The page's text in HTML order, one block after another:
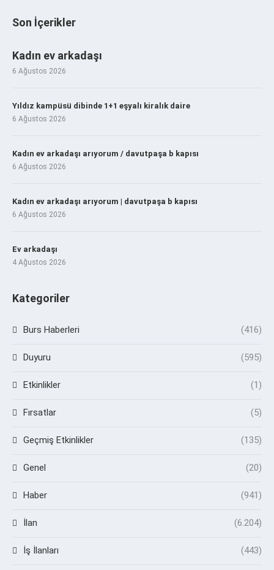
Son İçerikler
Kadın ev arkadaşı
6 Ağustos 2026
Yıldız kampüsü dibinde 1+1 eşyalı kiralık daire
6 Ağustos 2026
Kadın ev arkadaşı arıyorum / davutpaşa b kapısı
6 Ağustos 2026
Kadın ev arkadaşı arıyorum | davutpaşa b kapısı
6 Ağustos 2026
Ev arkadaşı
4 Ağustos 2026
Kategoriler
Burs Haberleri (416)
Duyuru (595)
Etkinlikler (1)
Fırsatlar (5)
Geçmiş Etkinlikler (135)
Genel (20)
Haber (941)
İlan (6.204)
İş İlanları (443)